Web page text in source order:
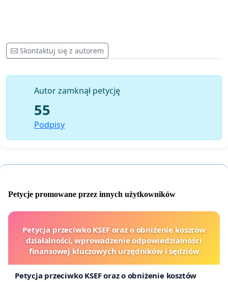
1 lipca – 31 sierpnia.
terenie gminy.
Apelujemy o podjęcie decyzji, która będzie wyrazem
troski o mieszkańców, solidarności lokalnej i mądrego
zarządzania dobrem wspólnym. Zwracamy się z prośbą
wdrożenie zmiany – jeszcze w sezonie letnim 2025 r.
Gminy Ogrodzieniec
Skontaktuj się z autorem
Autor zamknął petycję
55
Podpisy
Petycje promowane przez innych użytkowników
Petycja przeciwko KSEF oraz o obniżenie kosztów
działalności, wprowadzenie odpowiedzialności
finansowej kluczowych urzędników i sędziów
Petycja przeciwko KSEF oraz o obniżenie kosztów